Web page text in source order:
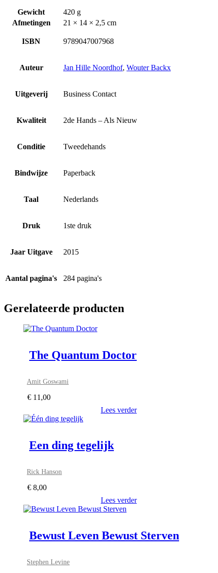
Gewicht
420 g
Afmetingen
21 × 14 × 2,5 cm
ISBN 9789047007968
Auteur Jan Hille Noordhof, Wouter Backx
Uitgeverij Business Contact
Kwaliteit 2de Hands – Als Nieuw
Conditie Tweedehands
Bindwijze Paperback
Taal Nederlands
Druk 1ste druk
Jaar Uitgave 2015
Aantal pagina's 284 pagina's
Gerelateerde producten
The Quantum Doctor
Amit Goswami
€ 11,00
Lees verder
Een ding tegelijk
Rick Hanson
€ 8,00
Lees verder
Bewust Leven Bewust Sterven
Stephen Levine